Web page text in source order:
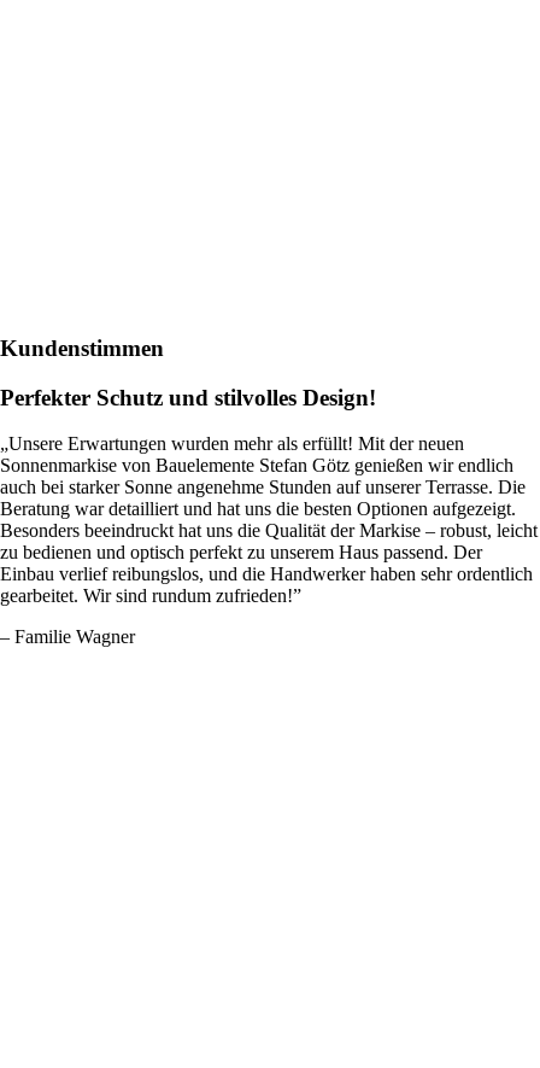
Kundenstimmen
Perfekter Schutz und stilvolles Design!
„Unsere Erwartungen wurden mehr als erfüllt! Mit der neuen
Sonnenmarkise von Bauelemente Stefan Götz genießen wir endlich
auch bei starker Sonne angenehme Stunden auf unserer Terrasse. Die
Beratung war detailliert und hat uns die besten Optionen aufgezeigt.
Besonders beeindruckt hat uns die Qualität der Markise – robust, leicht
zu bedienen und optisch perfekt zu unserem Haus passend. Der
Einbau verlief reibungslos, und die Handwerker haben sehr ordentlich
gearbeitet. Wir sind rundum zufrieden!”
– Familie Wagner